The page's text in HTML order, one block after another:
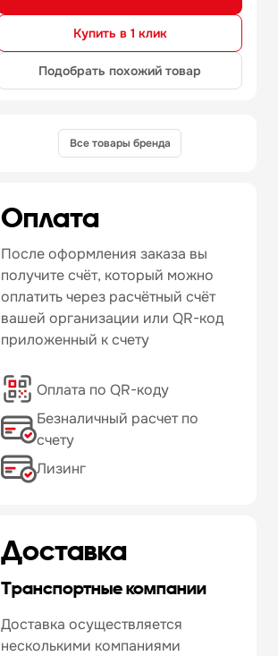
Купить в 1 клик
Подобрать похожий товар
Все товары бренда
Оплата
После оформления заказа вы
получите счёт, который можно
оплатить через расчётный счёт
вашей организации или QR-код
приложенный к счету
Оплата по QR-коду
Безналичный расчет по
счету
Лизинг
Доставка
Транспортные компании
Доставка осуществляется
несколькими компаниями